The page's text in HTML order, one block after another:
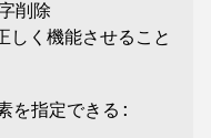
削除
機能させること
を指定できる: